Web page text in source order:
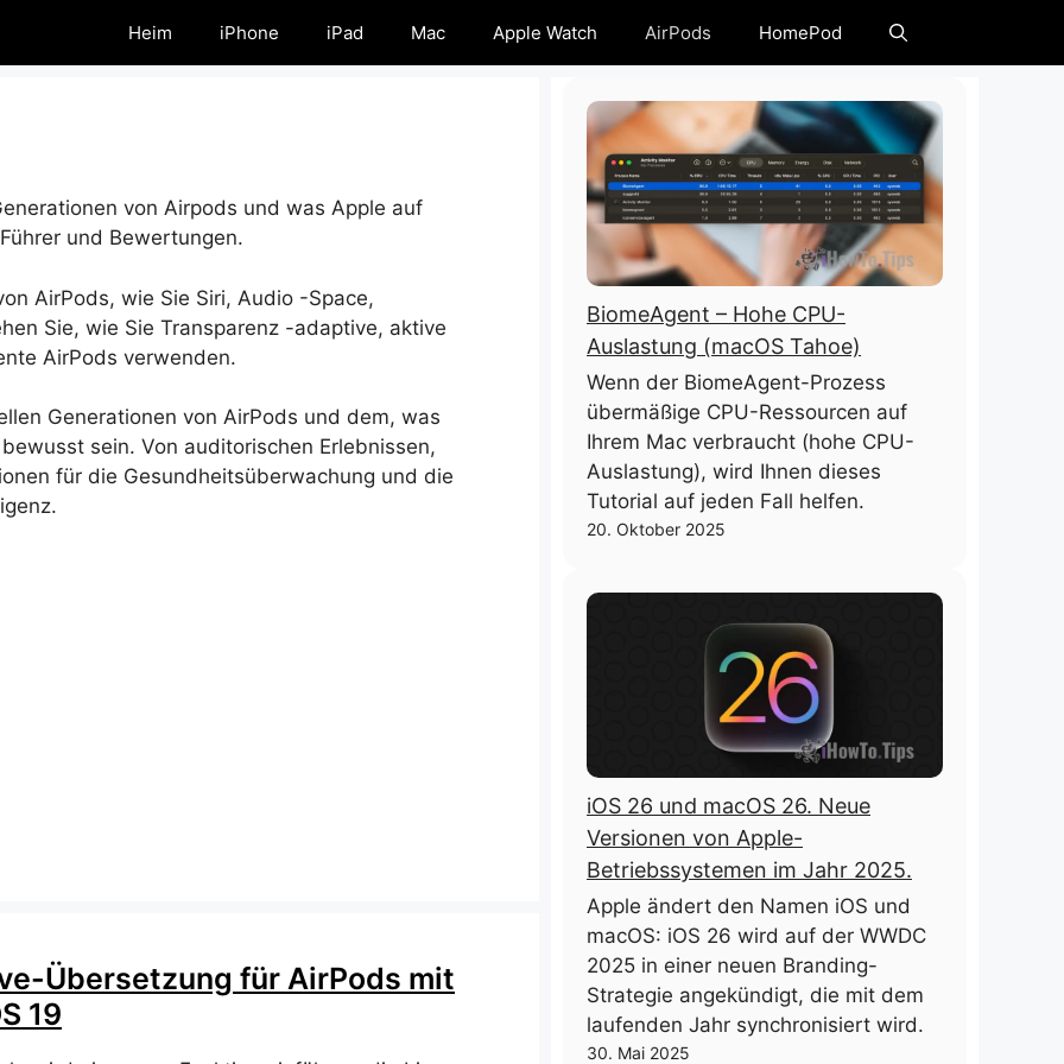
Heim iPhone iPad Mac Apple Watch AirPods HomePod
von Airpods und was Apple auf
und Bewertungen.
AirPods, wie Sie Siri, Audio -Space,
Sie, wie Sie Transparenz -adaptive, aktive
AirPods verwenden.
Generationen von AirPods und dem, was
sein. Von auditorischen Erlebnissen,
für die Gesundheitsüberwachung und die
Übersetzung für AirPods mit
19
BiomeAgent – ​​Hohe CPU-
Auslastung (macOS Tahoe)
Wenn der BiomeAgent-Prozess
übermäßige CPU-Ressourcen auf
Ihrem Mac verbraucht (hohe CPU-
Auslastung), wird Ihnen dieses
Tutorial auf jeden Fall helfen.
20. Oktober 2025
iOS 26 und macOS 26. Neue
Versionen von Apple-
Betriebssystemen im Jahr 2025.
Apple ändert den Namen iOS und
macOS: iOS 26 wird auf der WWDC
2025 in einer neuen Branding-
Strategie angekündigt, die mit dem
laufenden Jahr synchronisiert wird.
30. Mai 2025